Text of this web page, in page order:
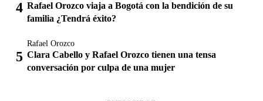
Rafael Orozco viaja a Bogotá con la bendición de su
familia ¿Tendrá éxito?
Rafael Orozco
Clara Cabello y Rafael Orozco tienen una tensa
conversación por culpa de una mujer